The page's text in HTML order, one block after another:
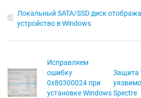
Локальный SATA/SSD диск
устройство в Windows
Исправляем
ошибку
0x80300024 при
установке Windows
Защита
Spectre